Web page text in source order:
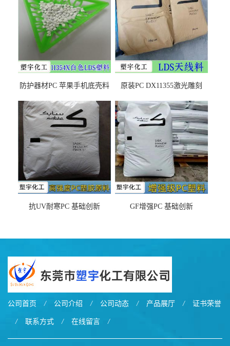
防护器材PC 苹果手机底壳料
之忧
原装PC DX11355激光雕刻
抗UV耐寒PC 基础创新
GF增强PC 基础创新
公司首页 / 公司介绍 / 公司动态 / 产品展厅 / 证书荣誉
/ 联系方式 / 在线留言 /